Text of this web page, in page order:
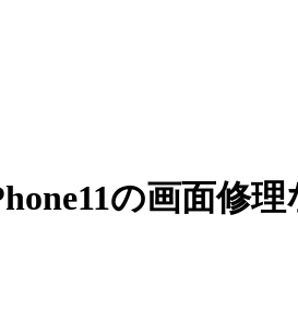
の画面修